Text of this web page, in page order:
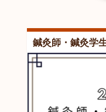
鍼灸師・鍼灸学